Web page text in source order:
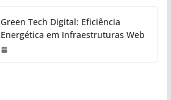
Green Tech Digital: Eficiência
Energética em Infraestruturas Web